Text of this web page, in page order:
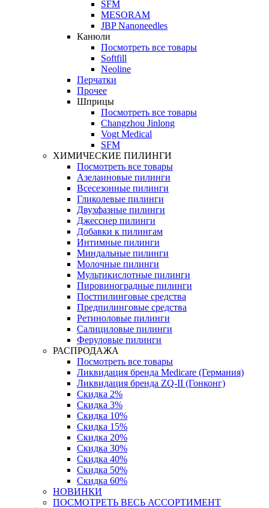
SFM
MESORAM
JBP Nanoneedles
Канюли
Посмотреть все товары
Softfill
Neoline
Перчатки
Прочее
Шприцы
Посмотреть все товары
Changzhou Jinlong
Vogt Medical
SFM
ХИМИЧЕСКИЕ ПИЛИНГИ
Посмотреть все товары
Азелаиновые пилинги
Всесезонные пилинги
Гликолевые пилинги
Двухфазные пилинги
Джесснер пилинги
Добавки к пилингам
Интимные пилинги
Миндальные пилинги
Молочные пилинги
Мультикислотные пилинги
Пировиноградные пилинги
Постпилинговые средства
Предпилинговые средства
Ретиноловые пилинги
Салициловые пилинги
Феруловые пилинги
РАСПРОДАЖА
Посмотреть все товары
Ликвидация бренда Medicare (Германия)
Ликвидация бренда ZQ-II (Гонконг)
Скидка 2%
Скидка 3%
Скидка 10%
Скидка 15%
Скидка 20%
Скидка 30%
Скидка 40%
Скидка 50%
Скидка 60%
НОВИНКИ
ПОСМОТРЕТЬ ВЕСЬ АССОРТИМЕНТ